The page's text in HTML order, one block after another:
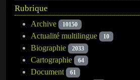
Rubrique
Archive 10150
Actualité multilingue 10
Biographie 2033
Cartographie 64
Document 61